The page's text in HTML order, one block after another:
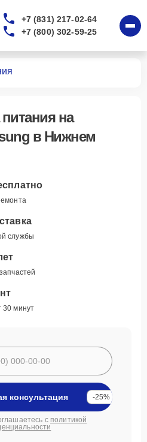
+7 (831) 217-02-64
+7 (800) 302-59-25
на
в Нижнем
службы
30 минут
консультация -25%
с политикой